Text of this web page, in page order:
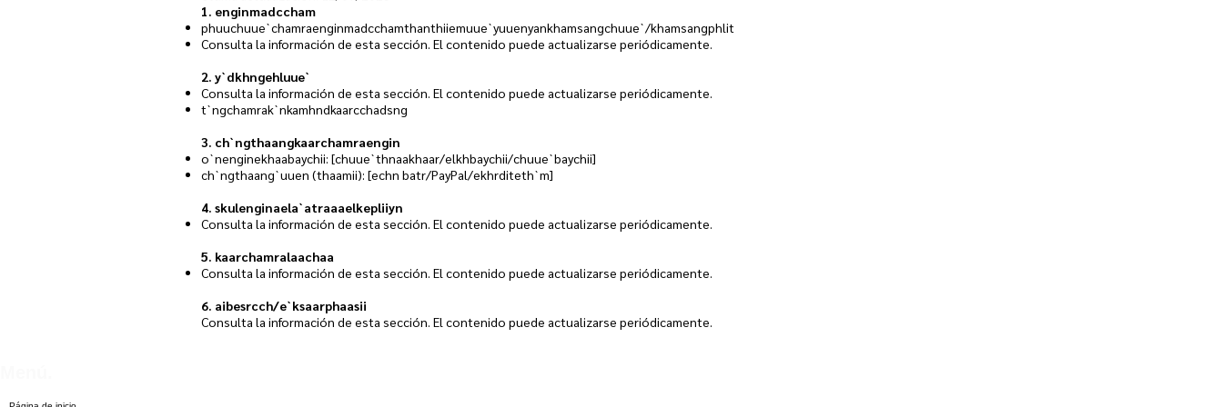
1. enginmadccham
phuuchuue`chamraenginmadcchamthanthiiemuue`yuuenyankhamsangchuue`/khamsangphlit
Consulta la información de esta sección. El contenido puede actualizarse periódicamente.
2. y`dkhngehluue`
Consulta la información de esta sección. El contenido puede actualizarse periódicamente.
t`ngchamrak`nkamhndkaarcchadsng
3. ch`ngthaangkaarchamraengin
o`nenginekhaabaychii: [chuue`thnaakhaar/elkhbaychii/chuue`baychii]
ch`ngthaang`uuen (thaamii): [echn batr/PayPal/ekhrditeth`m]
4. skulenginaela`atraaaelkepliiyn
Consulta la información de esta sección. El contenido puede actualizarse periódicamente.
5. kaarchamralaachaa
Consulta la información de esta sección. El contenido puede actualizarse periódicamente.
6. aibesrcch/e`ksaarphaasii
Consulta la información de esta sección. El contenido puede actualizarse periódicamente.